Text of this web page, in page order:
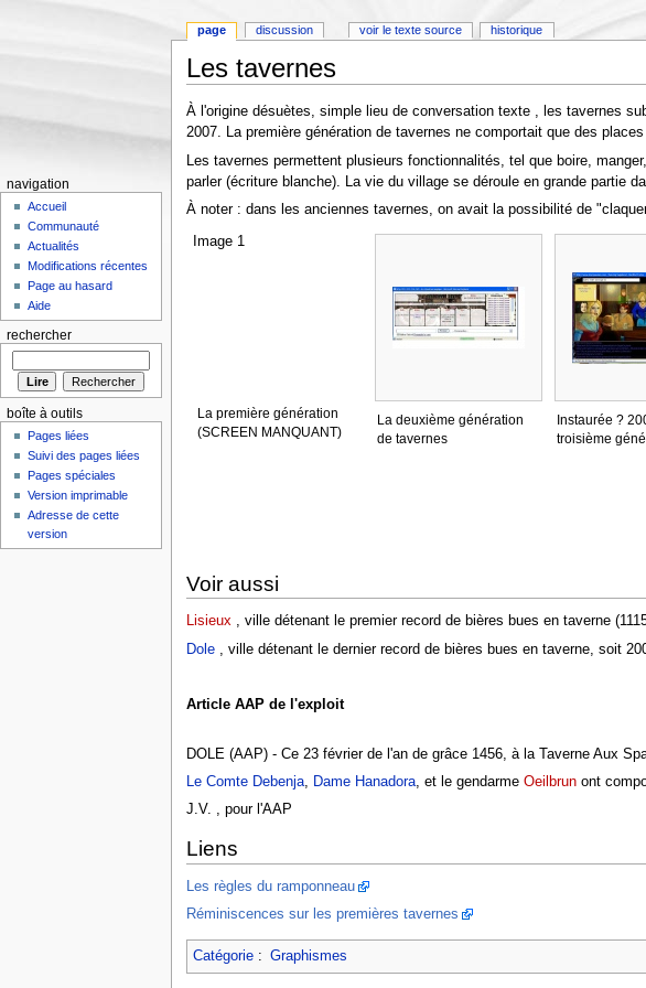
Les tavernes
À l'origine désuètes, simple lieu de conversation texte , les tavernes
2007. La première génération de tavernes ne comportait que des
Les tavernes permettent plusieurs fonctionnalités, tel que boire,
parler (écriture blanche). La vie du village se déroule en grande partie
À noter : dans les anciennes tavernes, on avait la possibilité de
Image 1
La première génération
(SCREEN MANQUANT)
La deuxième génération
de tavernes
Instaurée ?
troisième
Voir aussi
Lisieux, ville détenant le premier record de bières bues en taverne
Dole, ville détenant le dernier record de bières bues en taverne, soit
Article AAP de l'exploit
DOLE (AAP) - Ce 23 février de l'an de grâce 1456, à la Taverne Aux
Le Comte Debenja, Dame Hanadora, et le gendarme Oeilbrunont
J.V. , pour l'AAP
Liens
Les règles du ramponneau
Réminiscences sur les premières tavernes
Catégorie: Graphismes
page discussion voir le texte source historique
navigation
Accueil
Communauté
Actualités
Modifications récentes
Page au hasard
Aide
rechercher
boîte à outils
Pages liées
Suivi des pages liées
Pages spéciales
Version imprimable
Adresse de cette
version